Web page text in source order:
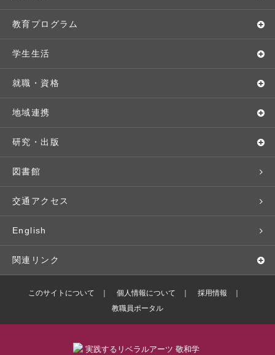
学長メッセージ
教育理念・方針・取り組み
キャンパス・施設設備
交通アクセス
基本情報・情報公開
広報・公聴
入学者選抜
オープンキャンパス
Webオープンキャンパス
個別相談（来学・オンライン）
特待生（入学者向け）
パンフレット・資料請求
入学予定者の皆さま
教育プログラム
学部・学科
地域実践
留学プログラム
語学プログラム
教職課程
教員紹介
学修支援の体制
学生生活
キャンパスライフ
年間スケジュール
クラブ・サークル
大学周辺マップ
学生寮
学生支援制度
奨学金・特待生（在学生向け）
就職・資格
就職・進路サポート
資格取得
公務員試験対策
就職実績
社会で活躍する卒業生
地域連携
地域との連携
生涯学習
科目等履修生
社会人・シニア入学
施設・設備の貸し出し
研究・出版
研究者・研究分野
人文社会科学研究所
情報メディア研究所
研究論文
出版物
図書館
交通アクセス
English
関連リンク
バドミントン部ブログ
敬和学園高等学校
このサイトについて 個人情報について
採用情報
教職員ポータル